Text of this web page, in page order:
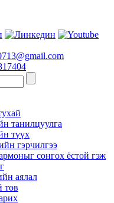
танилцуулга
түүх
гэрчилгээ
сонгох ёстой гэж
аялал
төв